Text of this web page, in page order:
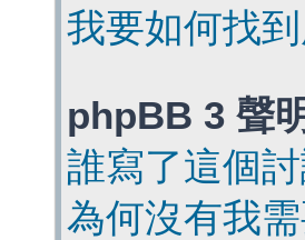
我要如何找
phpBB 3 聲
誰寫了這個
為何沒有我